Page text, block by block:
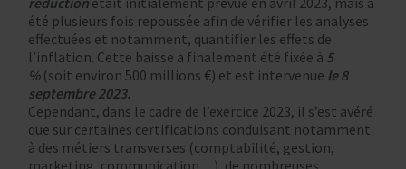
été plusieurs fois repoussée afin de vérifier les analyses
effectuées et notamment, quantifier les effets de
l’inflation. Cette baisse a finalement été fixée à 5
%(soit environ 500 millions €) et est intervenue le 8
septembre 2023.
Cependant, dans le cadre de l’exercice 2023, il s’est avéré
que sur certaines certifications conduisant notamment
à des métiers transverses (comptabilité, gestion,
marketing, communication…), de nombreuses